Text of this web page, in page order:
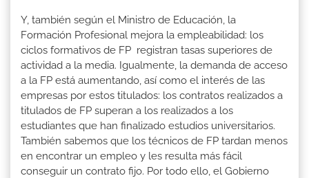
Y, también según el Ministro de Educación, la
Formación Profesional mejora la empleabilidad: los
ciclos formativos de FP registran tasas superiores de
actividad a la media. Igualmente, la demanda de acceso
a la FP está aumentando, así como el interés de las
empresas por estos titulados: los contratos realizados a
titulados de FP superan a los realizados a los
estudiantes que han finalizado estudios universitarios.
También sabemos que los técnicos de FP tardan menos
en encontrar un empleo y les resulta más fácil
conseguir un contrato fijo. Por todo ello, el Gobierno